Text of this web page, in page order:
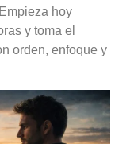
hoy
y toma el
orden, enfoque y